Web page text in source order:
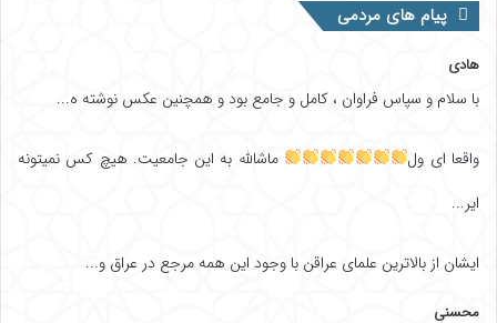
پیام های مردمی
هادی
با سلام و سپاس فراوان ، کامل و جامع بود و همچنین عکس نوشته ه...
واقعا ای ول
ماشالله به این جامعیت. هیچ کس نمیتونه
ایر...
ایشان از بالاترین علمای عراقن با وجود این همه مرجع در عراق و...
محسنی